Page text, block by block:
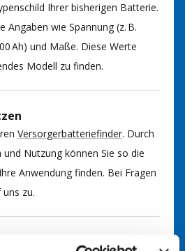
Ihrer bisherigen Batterie.
Angaben wie Spannung (z. B.
Ah) und Maße. Diese Werte
Modell zu finden.
Versorgerbatteriefinder. Durch
und Nutzung können Sie so die
Anwendung finden. Bei Fragen
zu.